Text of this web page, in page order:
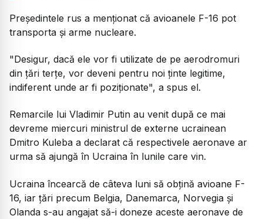
Preşedintele rus a menţionat că avioanele F-16 pot
transporta şi arme nucleare.
"Desigur, dacă ele vor fi utilizate de pe aerodromuri
din ţări terţe, vor deveni pentru noi ţinte legitime,
indiferent unde ar fi poziţionate", a spus el.
Remarcile lui Vladimir Putin au venit după ce mai
devreme miercuri ministrul de externe ucrainean
Dmitro Kuleba a declarat că respectivele aeronave ar
urma să ajungă în Ucraina în lunile care vin.
Ucraina încearcă de câteva luni să obţină avioane F-
16, iar ţări precum Belgia, Danemarca, Norvegia şi
Olanda s-au angajat să-i doneze aceste aeronave de